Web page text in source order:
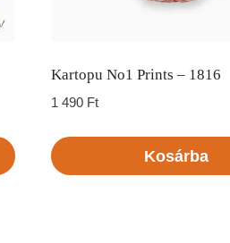
Kartopu No1 Prints – 1816
1 490 Ft
Kosárba